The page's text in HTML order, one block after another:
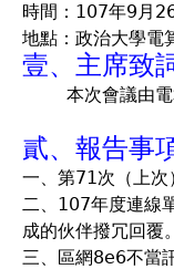
時間：107年9月
地點：政治大學電
壹、主席致
本次會議由電
貳、報告事
一、第71次（上次
二、107年度連線
成的伙伴撥冗回覆。
三、區網8e6不當